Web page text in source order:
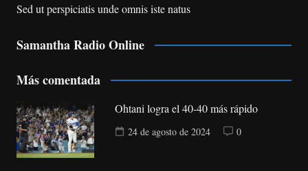
Sed ut perspiciatis unde omnis iste natus
Samantha Radio Online
Más comentada
Ohtani logra el 40-40 más rápido
24 de agosto de 2024 0